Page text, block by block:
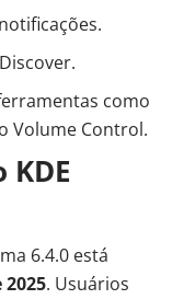
como
Volume Control.
6.4.0 está
. Usuários